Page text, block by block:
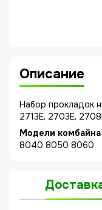
Описание
Набор прокладок
2713E, 2703E,
Модели
8040 8050 8060